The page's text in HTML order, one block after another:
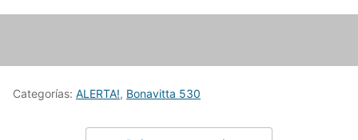
Categorías: ALERTA!, Bonavitta 530